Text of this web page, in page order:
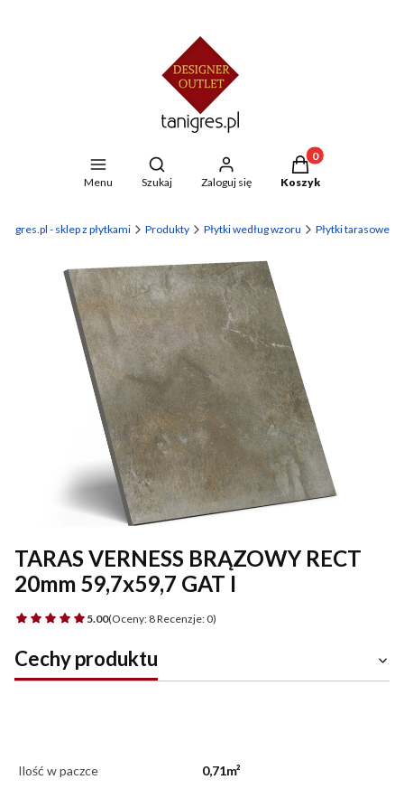
Menu
Otwórz wyszukiwarkę
Szukaj Zaloguj się
Produkty w
Koszyk
- sklep z płytkami Produkty Płytki według wzoru Płytki tarasowe
TARAS VERNESS BRĄZOWY RECT
20mm 59,7x59,7 GAT I
5.00(Oceny: 8 Recenzje: 0)
Cechy produktu
Ilość w paczce 0,71m²